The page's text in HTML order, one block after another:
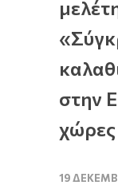
στην
χώρες
19